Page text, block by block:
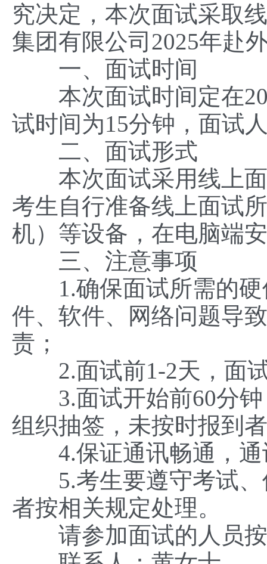
究决定，本次面试采取
集团有限公司2025年赴
一、面试时间
本次面试时间定在
试时间为15分钟，面试
二、面试形式
本次面试采用线上面
考生自行准备线上面试
机）等设备，在电脑端
三、注意事项
1.确保面试所需的硬
件、软件、网络问题导
责；
2.面试前1-2天，面试
3.面试开始前60分钟
组织抽签，未按时报到
4.保证通讯畅通，通
5.考生要遵守考试、
者按相关规定处理。
请参加面试的人员按